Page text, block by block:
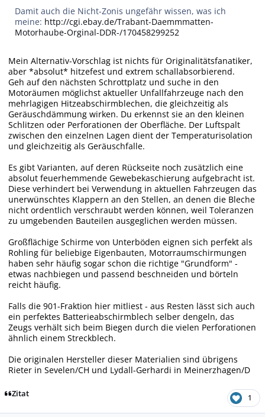
Damit auch die Nicht-Zonis ungefähr wissen, was ich
meine: http://cgi.ebay.de/Trabant-Daemmmatten-
Motorhaube-Orginal-DDR-/170458299252
Mein Alternativ-Vorschlag ist nichts für Originalitätsfanatiker,
aber *absolut* hitzefest und extrem schallabsorbierend.
Geh auf den nächsten Schrottplatz und suche in den
Motoräumen möglichst aktueller Unfallfahrzeuge nach den
mehrlagigen Hitzeabschirmblechen, die gleichzeitig als
Geräuschdämmung wirken. Du erkennst sie an den kleinen
Schlitzen oder Perforationen der Oberfläche. Der Luftspalt
zwischen den einzelnen Lagen dient der Temperaturisolation
und gleichzeitig als Geräuschfalle.
Es gibt Varianten, auf deren Rückseite noch zusätzlich eine
absolut feuerhemmende Gewebekaschierung aufgebracht ist.
Diese verhindert bei Verwendung in aktuellen Fahrzeugen das
unerwünschtes Klappern an den Stellen, an denen die Bleche
nicht ordentlich verschraubt werden können, weil Toleranzen
zu umgebenden Bauteilen ausgeglichen werden müssen.
Großflächige Schirme von Unterböden eignen sich perfekt als
Rohling für beliebige Eigenbauten, Motorraumschirmungen
haben sehr häufig sogar schon die richtige "Grundform" -
etwas nachbiegen und passend beschneiden und börteln
reicht häufig.
Falls die 901-Fraktion hier mitliest - aus Resten lässt sich auch
ein perfektes Batterieabschirmblech selber dengeln, das
Zeugs verhält sich beim Biegen durch die vielen Perforationen
ähnlich einem Streckblech.
Die originalen Hersteller dieser Materialien sind übrigens
Rieter in Sevelen/CH und Lydall-Gerhardi in Meinerzhagen/D
Zitat 1